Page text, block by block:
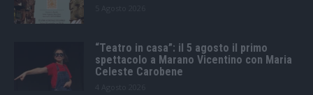
“Teatro in casa”: il 5 agosto il primo
spettacolo a Marano Vicentino con Maria
Celeste Carobene